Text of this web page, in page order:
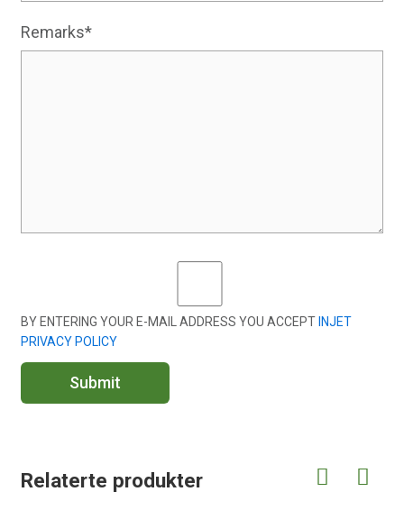
Remarks*
BY ENTERING YOUR E-MAIL ADDRESS YOU ACCEPT INJET
PRIVACY POLICY
Submit
Relaterte produkter